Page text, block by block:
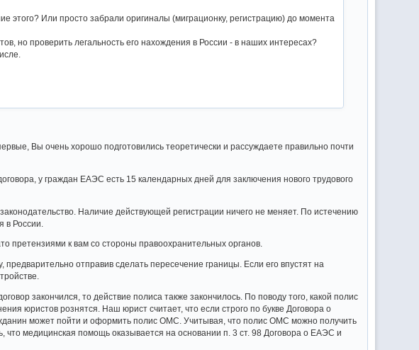
этого? Или просто забрали оригиналы (миграционку, регистрацию) до момента
но проверить легальность его нахождения в России - в наших интересах?
Вы очень хорошо подготовились теоретически и рассуждаете правильно почти
у граждан ЕАЭС есть 15 календарных дней для заключения нового трудового
Наличие действующей регистрации ничего не меняет. По истечению
в России.
претензиями к вам со стороны правоохранительных органов.
отправив сделать пересечение границы. Если его впустят на
закончился, то действие полиса также закончилось. По поводу того, какой полис
юристов рознятся. Наш юрист считает, что если строго по букве Договора о
может пойти и оформить полис ОМС. Учитывая, что полис ОМС можно получить
что медицинская помощь оказывается на основании п. 3 ст. 98 Договора о ЕАЭС и